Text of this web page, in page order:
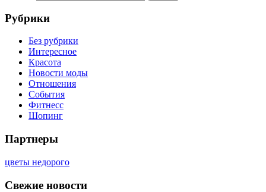
Рубрики
Без рубрики
Интересное
Красота
Новости моды
Отношения
События
Фитнесс
Шопинг
Партнеры
цветы недорого
Свежие новости